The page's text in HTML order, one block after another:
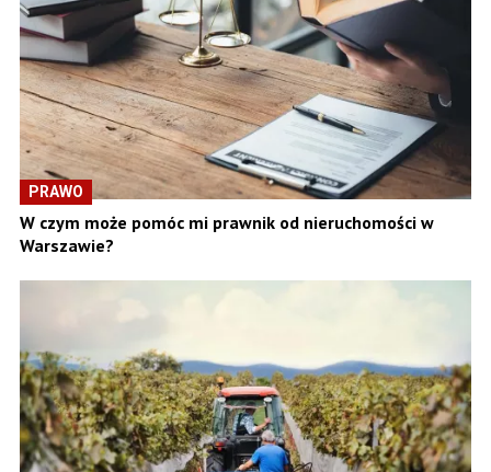
PRAWO
W czym może pomóc mi prawnik od nieruchomości w
Warszawie?